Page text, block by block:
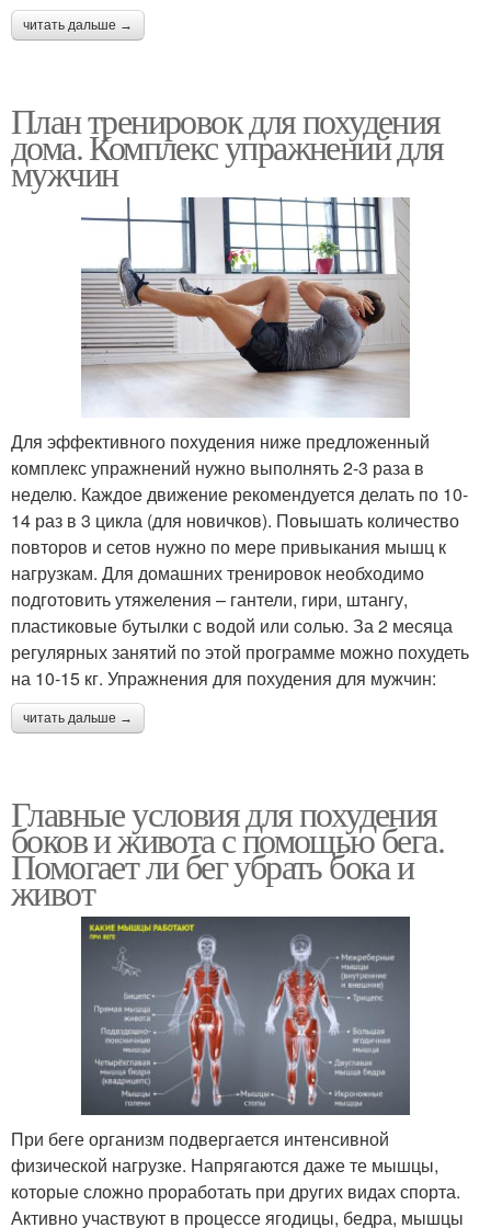
читать дальше →
План тренировок для похудения
дома. Комплекс упражнений для
мужчин
Для эффективного похудения ниже предложенный
комплекс упражнений нужно выполнять 2-3 раза в
неделю. Каждое движение рекомендуется делать по 10-
14 раз в 3 цикла (для новичков). Повышать количество
повторов и сетов нужно по мере привыкания мышц к
нагрузкам. Для домашних тренировок необходимо
подготовить утяжеления – гантели, гири, штангу,
пластиковые бутылки с водой или солью. За 2 месяца
регулярных занятий по этой программе можно похудеть
на 10-15 кг. Упражнения для похудения для мужчин:
читать дальше →
Главные условия для похудения
боков и живота с помощью бега.
Помогает ли бег убрать бока и
живот
При беге организм подвергается интенсивной
физической нагрузке. Напрягаются даже те мышцы,
которые сложно проработать при других видах спорта.
Активно участвуют в процессе ягодицы, бедра, мышцы